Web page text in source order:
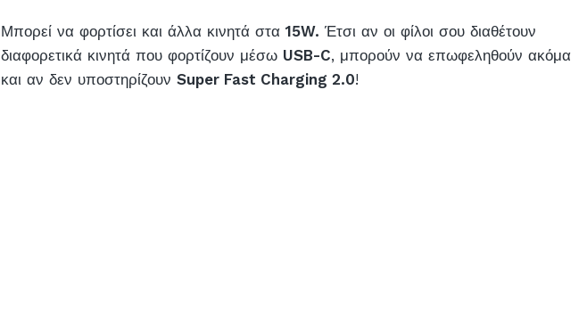
Μπορεί να φορτίσει και άλλα κινητά στα 15W. Έτσι αν οι φίλοι σου διαθέτουν
διαφορετικά κινητά που φορτίζουν μέσω USB-C, μπορούν να επωφεληθούν ακόμα
και αν δεν υποστηρίζουν Super Fast Charging 2.0!